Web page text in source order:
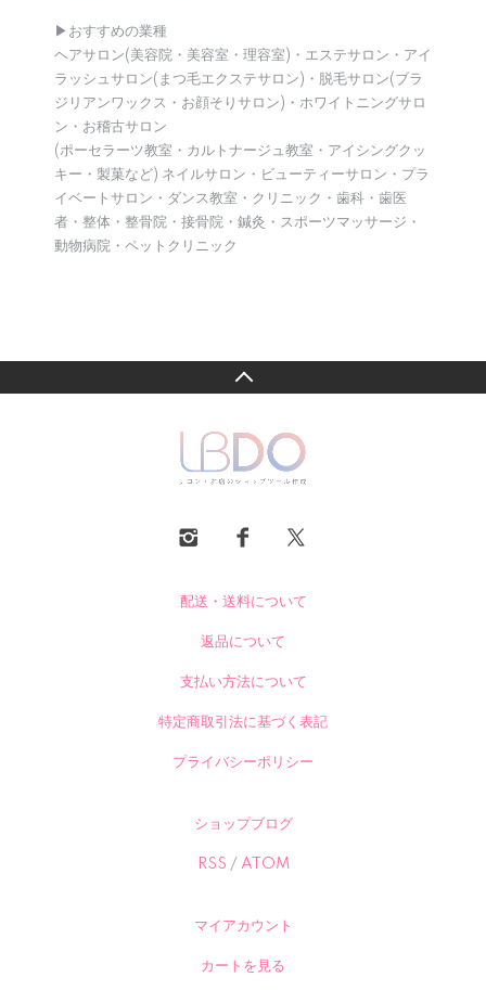
▶︎おすすめの業種
ヘアサロン(美容院・美容室・理容室)・エステサロン・アイ
ラッシュサロン(まつ毛エクステサロン)・脱毛サロン(ブラ
ジリアンワックス・お顔そりサロン)・ホワイトニングサロ
ン・お稽古サロン
(ポーセラーツ教室・カルトナージュ教室・アイシングクッ
キー・製菓など) ネイルサロン・ビューティーサロン・プラ
イベートサロン・ダンス教室・クリニック・歯科・歯医
者・整体・整骨院・接骨院・鍼灸・スポーツマッサージ・
動物病院・ペットクリニック
配送・送料について
返品について
支払い方法について
特定商取引法に基づく表記
プライバシーポリシー
ショップブログ
RSS / ATOM
マイアカウント
カートを見る